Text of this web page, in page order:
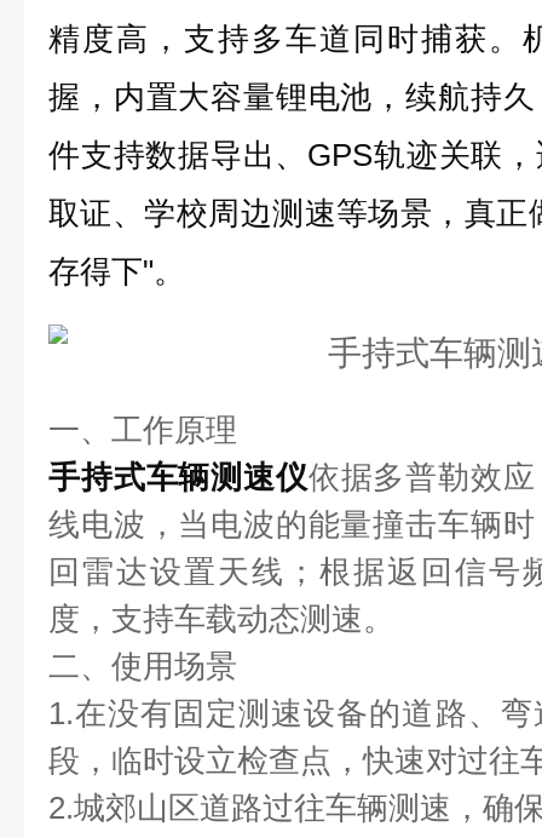
精度高，支持多车道同时捕获。
握，内置大容量锂电池，续航持
件支持数据导出、GPS轨迹关联
取证、学校周边测速等场景，真
存得下"。
一、工作原理
手持式车辆测速仪依据多普勒效
线电波，当电波的能量撞击车辆
回雷达设置天线；根据返回信号
度，支持车载动态测速。
二、使用场景
1.在没有固定测速设备的道路、
段，临时设立检查点，快速对过往
2.城郊山区道路过往车辆测速，确